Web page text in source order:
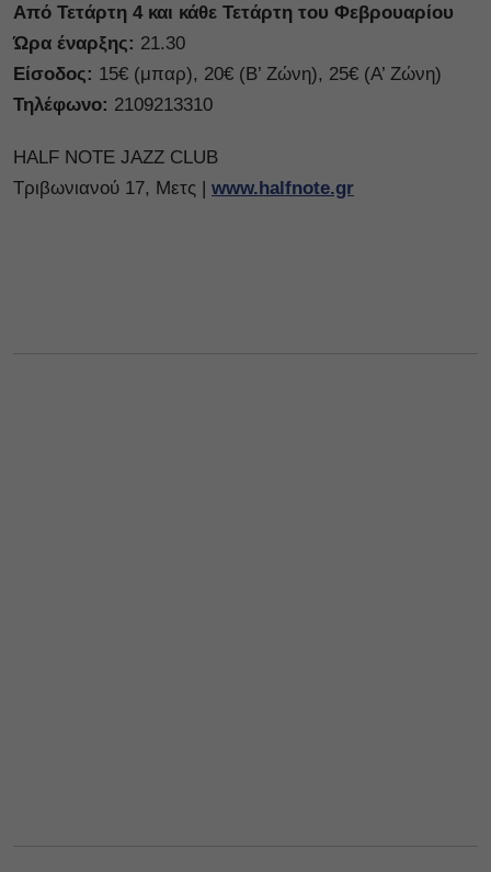
Από Τετάρτη 4 και κάθε Τετάρτη του Φεβρουαρίου
Ώρα έναρξης: 21.30
Είσοδος: 15€ (μπαρ), 20€ (Β’ Ζώνη), 25€ (Α’ Ζώνη)
Τηλέφωνο: 2109213310
HALF NOTE JAZZ CLUB
Τριβωνιανού 17, Μετς | www.halfnote.gr